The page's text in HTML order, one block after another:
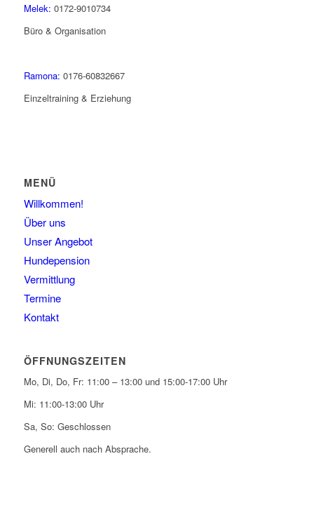
Melek: 0172-9010734
Büro & Organisation
Ramona: 0176-60832667
Einzeltraining & Erziehung
MENÜ
Willkommen!
Über uns
Unser Angebot
Hundepension
Vermittlung
Termine
Kontakt
ÖFFNUNGSZEITEN
Mo, Di, Do, Fr: 11:00 – 13:00 und 15:00-17:00 Uhr
Mi: 11:00-13:00 Uhr
Sa, So: Geschlossen
Generell auch nach Absprache.